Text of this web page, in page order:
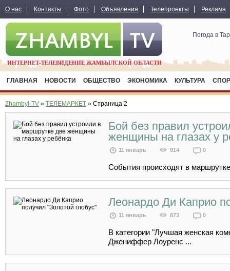
О нас Контакты Фото Объявления Телепроекты Реклама
ИНТЕРНЕТ-ТЕЛЕВИДЕНИЕ ЖАМБЫЛСКОЙ ОБЛАСТИ
Погода в
ГЛАВНАЯ НОВОСТИ ОБЩЕСТВО ЭКОНОМИКА КУЛЬТУРА
Zhambyl-TV » ТЕЛЕМАРКЕТ » Страница 2
Бой без правил
женщины на глазах у
11 январь 914 0
События происходят в
Леонардо Ди Каприо
11 январь 873 0
В категории "Лучшая женская
Джениффер Лоуренс ...